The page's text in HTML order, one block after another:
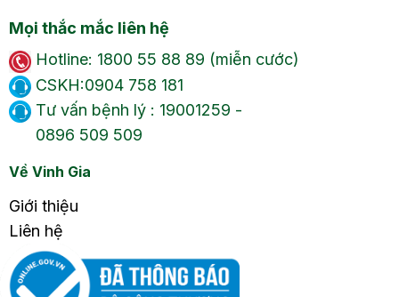
Mọi thắc mắc liên hệ
Hotline: 1800 55 88 89 (miễn cước)
CSKH:0904 758 181
Tư vấn bệnh lý : 19001259 -
0896 509 509
Về Vinh Gia
Giới thiệu
Liên hệ